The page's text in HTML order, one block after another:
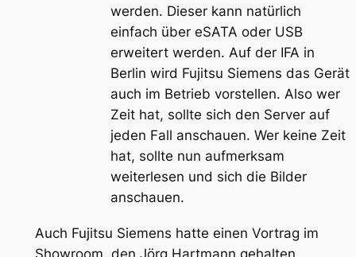
werden. Dieser kann natürlich
einfach über eSATA oder USB
erweitert werden. Auf der IFA in
Berlin wird Fujitsu Siemens das Gerät
auch im Betrieb vorstellen. Also wer
Zeit hat, sollte sich den Server auf
jeden Fall anschauen. Wer keine Zeit
hat, sollte nun aufmerksam
weiterlesen und sich die Bilder
anschauen.
Auch Fujitsu Siemens hatte einen Vortrag im